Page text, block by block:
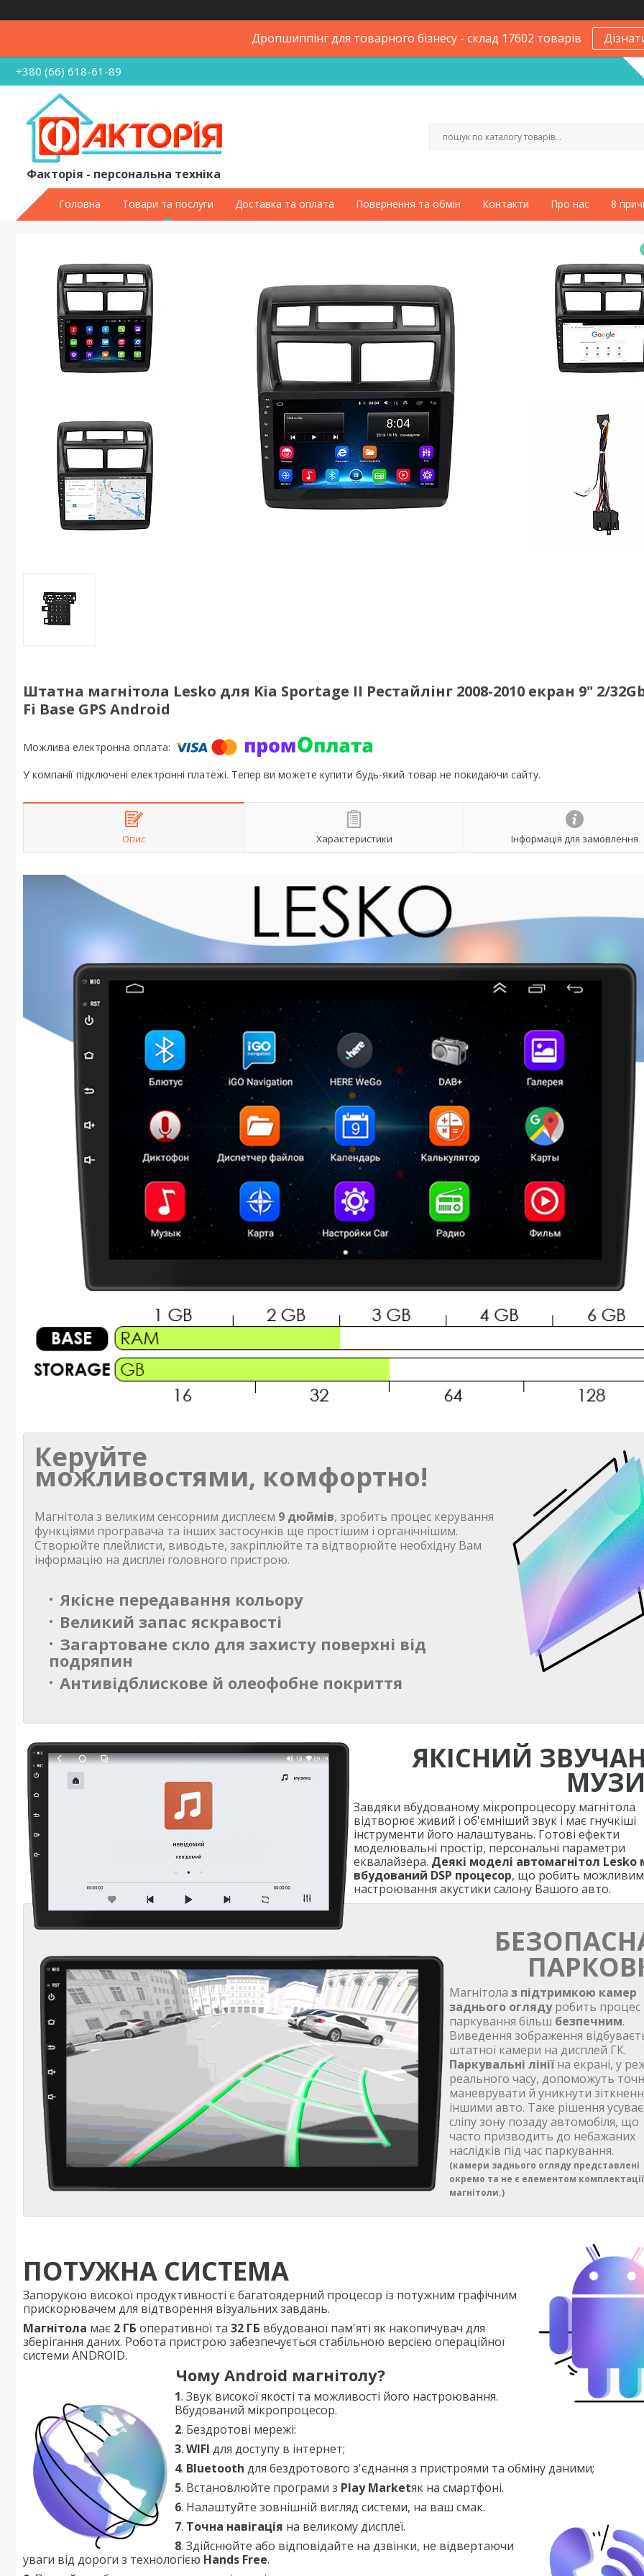
Дропшиппінг для товарного бізнесу - склад 17602 товарів
+380 (66) 618-61-89
Факторія - персональна техніка
Головна Товари та послуги Доставка та оплата Повернення та обмін Контакти Про нас 8
Штатна магнітола Lesko для Kia Sportage II Рестайлінг 2008-2010 екран 9" 2/
Fi Base GPS Android
У компанії підключені електронні платежі. Тепер ви можете купити будь-який товар не покидаючи сайту.
Опис Характеристики Інформація для замовлення
Керуйте
можливостями, комфортно!
Магнітола з великим сенсорним дисплеєм 9 дюймів, зробить процес керування
функціями програвача та інших застосунків ще простішим і органічнішим.
Створюйте плейлисти, виводьте, закріплюйте та відтворюйте необхідну Вам
інформацію на дисплеї головного пристрою.
Якісне передавання кольору
Великий запас яскравості
Загартоване скло для захисту поверхні від
подряпин
Антивідблискове й олеофобне покриття
ЯКІСНИЙ
Завдяки вбудованому мікропроцесору магнітола
відтворює живий і об'ємніший звук і має гнучкіші
інструменти його налаштувань. Готові ефекти
моделювальні простір, персональні параметри
еквалайзера. Деякі моделі автомагнітол
вбудований DSP процесор, що робить
настроювання акустики салону Вашого авто.
Магнітола з підтримкою камер
заднього оглядуробить процес
паркування більш безпечним.
Виведення зображення
штатної камери на дисплей ГК.
Паркувальні лініїна екрані, у
реального часу, допоможуть
маневрувати й уникнути
іншими авто. Таке рішення усуває
сліпу зону позаду автомобіля, що
часто призводить до небажаних
наслідків під час паркування.
(камери заднього огляду представлені
окремо та не є елементом комплектації
магнітоли.)
ПОТУЖНА СИСТЕМА
Запорукою високої продуктивності є багатоядерний процесор із потужним графічним
прискорювачем для відтворення візуальних завдань.
Магнітола має 2 ГБ оперативної та 32 ГБ вбудованої пам'яті як накопичувач для
зберігання даних. Робота пристрою забезпечується стабільною версією операційної
системи ANDROID.
Чому Android магнітолу?
1. Звук високої якості та можливості його настроювання.
Вбудований мікропроцесор.
2. Бездротові мережі:
3.WIFIдля доступу в інтернет;
4. Bluetoothдля бездротового з'єднання з пристроями та обміну даними;
5. Встановлюйте програми з Play Marketяк на смартфоні.
6. Налаштуйте зовнішній вигляд системи, на ваш смак.
7. Точна навігація на великому дисплеї.
8.Здійснюйте або відповідайте на дзвінки, не відвертаючи
уваги від дороги з технологією Hands Free.